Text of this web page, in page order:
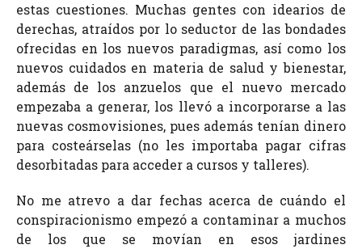
estas cuestiones. Muchas gentes con idearios de
derechas, atraídos por lo seductor de las bondades
ofrecidas en los nuevos paradigmas, así como los
nuevos cuidados en materia de salud y bienestar,
además de los anzuelos que el nuevo mercado
empezaba a generar, los llevó a incorporarse a las
nuevas cosmovisiones, pues además tenían dinero
para costeárselas (no les importaba pagar cifras
desorbitadas para acceder a cursos y talleres).
No me atrevo a dar fechas acerca de cuándo el
conspiracionismo empezó a contaminar a muchos
de los que se movían en esos jardines